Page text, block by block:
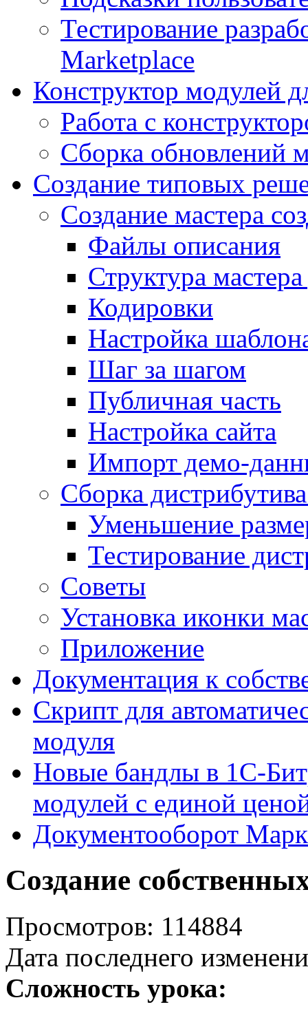
Тестирование
Marketplace
Конструктор модулей
Работа с
Сборка обновлений
Создание типовых
Создание мастера
Файлы описания
Структура
Кодировки
Настройка
Шаг за шагом
Публичная часть
Настройка сайта
Импорт демо-
Сборка
Уменьшение
Тестирование
Советы
Установка иконки
Приложение
Документация к
Скрипт для
модуля
Новые бандлы в 1С-
модулей с единой
Документооборот
Создание
Просмотров: 114884
Дата последнего
Сложность урока: